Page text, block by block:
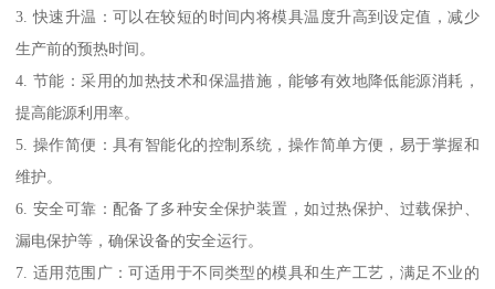
3. 快速升温：可以在较短的时间内将模具温度升高到设定值，减少
生产前的预热时间。
4. 节能：采用的加热技术和保温措施，能够有效地降低能源消耗，
提高能源利用率。
5. 操作简便：具有智能化的控制系统，操作简单方便，易于掌握和
维护。
6. 安全可靠：配备了多种安全保护装置，如过热保护、过载保护、
漏电保护等，确保设备的安全运行。
7. 适用范围广：可适用于不同类型的模具和生产工艺，满足不业的